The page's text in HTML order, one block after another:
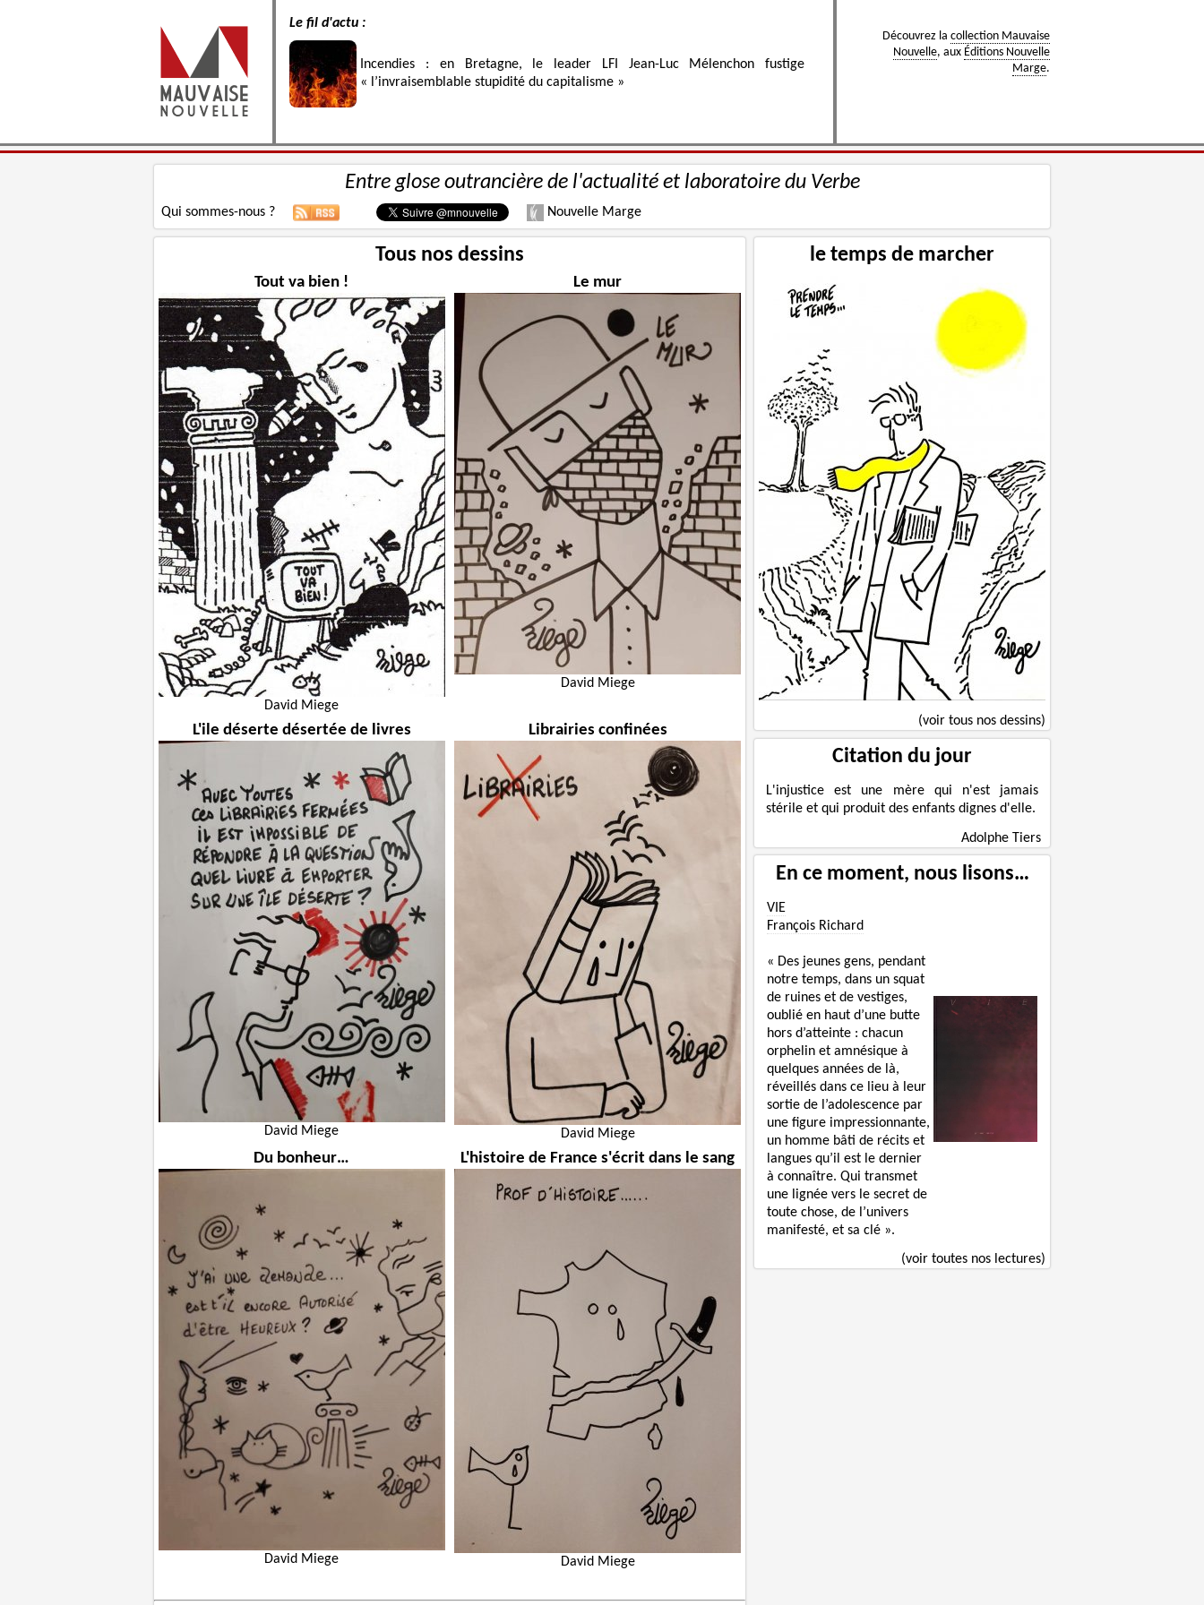
Le fil d'actu :
Incendies : en Bretagne, le leader LFI Jean-Luc Mélenchon fustige
« l’invraisemblable stupidité du capitalisme »
Découvrez la collection Mauvaise
Nouvelle, aux Éditions Nouvelle
Marge.
Entre glose outrancière de l'actualité et laboratoire du Verbe
Qui sommes-nous ? Nouvelle Marge
Tous nos dessins
Tout va bien !
David Miege
Le mur
David Miege
L'ile déserte désertée de livres
David Miege
Librairies confinées
David Miege
Du bonheur…
David Miege
L'histoire de France s'écrit dans le sang
David Miege
le temps de marcher
(voir tous nos dessins)
Citation du jour
L'injustice est une mère qui n'est jamais
stérile et qui produit des enfants dignes d'elle.
Adolphe Tiers
En ce moment, nous lisons…
VIE
François Richard
« Des jeunes gens, pendant
notre temps, dans un squat
de ruines et de vestiges,
oublié en haut d’une butte
hors d’atteinte : chacun
orphelin et amnésique à
quelques années de là,
réveillés dans ce lieu à leur
sortie de l’adolescence par
une figure impressionnante,
un homme bâti de récits et
langues qu’il est le dernier
à connaître. Qui transmet
une lignée vers le secret de
toute chose, de l’univers
manifesté, et sa clé ».
(voir toutes nos lectures)